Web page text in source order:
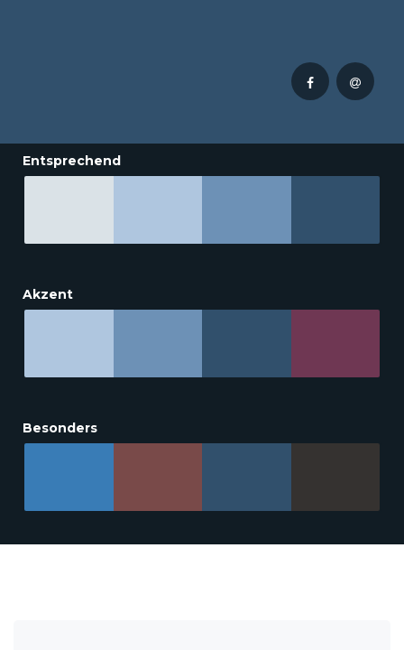
Entsprechend
Akzent
Besonders